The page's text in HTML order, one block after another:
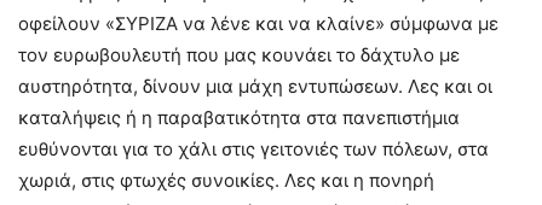
οφείλουν «ΣΥΡΙΖΑ να λένε και να κλαίνε» σύμφωνα με
τον ευρωβουλευτή που μας κουνάει το δάχτυλο με
αυστηρότητα, δίνουν μια μάχη εντυπώσεων. Λες και οι
καταλήψεις ή η παραβατικότητα στα πανεπιστήμια
ευθύνονται για το χάλι στις γειτονιές των πόλεων, στα
χωριά, στις φτωχές συνοικίες. Λες και η πονηρή